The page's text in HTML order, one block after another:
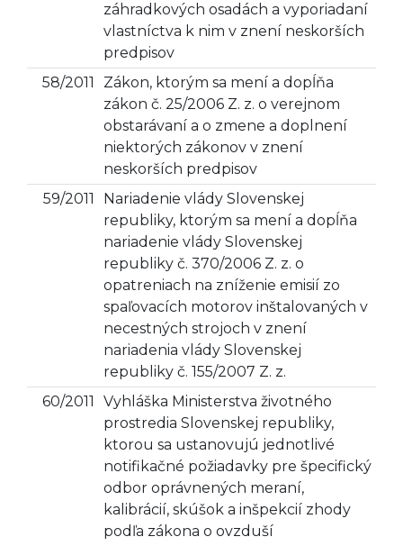
záhradkových osadách a vyporiadaní
vlastníctva k nim v znení neskorších
predpisov
58/2011
Zákon, ktorým sa mení a dopĺňa
zákon č. 25/2006 Z. z. o verejnom
obstarávaní a o zmene a doplnení
niektorých zákonov v znení
neskorších predpisov
59/2011
Nariadenie vlády Slovenskej
republiky, ktorým sa mení a dopĺňa
nariadenie vlády Slovenskej
republiky č. 370/2006 Z. z. o
opatreniach na zníženie emisií zo
spaľovacích motorov inštalovaných v
necestných strojoch v znení
nariadenia vlády Slovenskej
republiky č. 155/2007 Z. z.
60/2011
Vyhláška Ministerstva životného
prostredia Slovenskej republiky,
ktorou sa ustanovujú jednotlivé
notifikačné požiadavky pre špecifický
odbor oprávnených meraní,
kalibrácií, skúšok a inšpekcií zhody
podľa zákona o ovzduší